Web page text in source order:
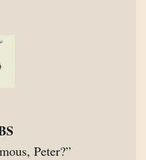
Peter?”